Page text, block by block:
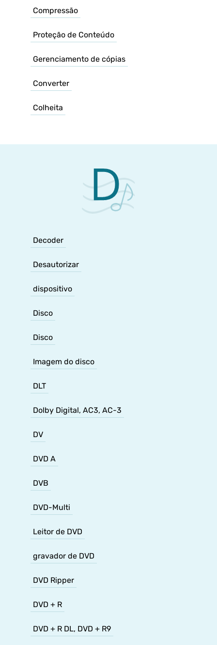
Compressão
Proteção de Conteúdo
Gerenciamento de cópias
Converter
Colheita
Decoder
Desautorizar
dispositivo
Disco
Disco
Imagem do disco
DLT
Dolby Digital, AC3, AC-3
DV
DVD A
DVB
DVD-Multi
Leitor de DVD
gravador de DVD
DVD Ripper
DVD + R
DVD + R DL, DVD + R9